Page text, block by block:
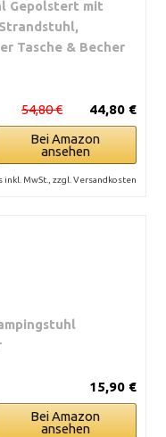
Gepolstert mit
Tasche & Becher
44,80 €
54,80 €
Bei Amazon
ansehen
inkl. MwSt., zzgl. Versandkosten
15,90 €
Bei Amazon
ansehen